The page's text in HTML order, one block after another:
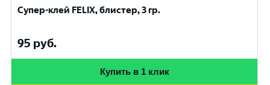
Супер-клей FELIX, блистер, 3 гр.
95 руб.
Купить в 1 клик